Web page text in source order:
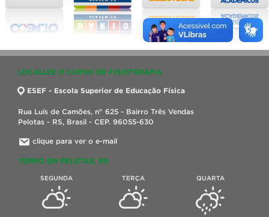
LOCALIZE O CURSO DE FISIOTERAPIA
ESEF - Escola Superior de Educação Física
Rua Luís de Camões, n° 625 - Bairro Três Vendas
Pelotas - RS, Brasil - CEP. 96055-630
clique para ver o e-mail
TEMPO EM PELOTAS, RS
SEGUNDA TERÇA QUARTA